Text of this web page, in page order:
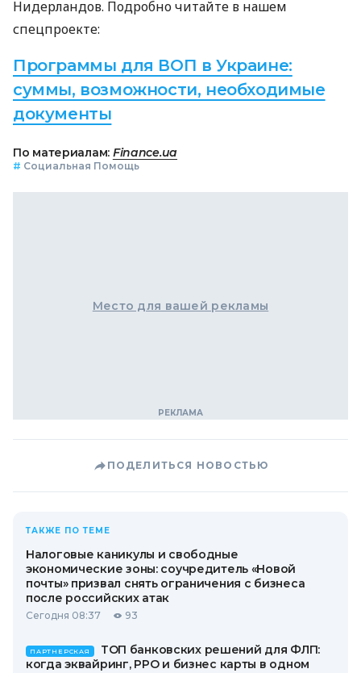
Нидерландов. Подробно читайте в нашем
спецпроекте:
Программы для ВОП в Украине:
суммы, возможности, необходимые
документы
По материалам: Finance.ua
# Социальная Помощь
Место для вашей рекламы
ПОДЕЛИТЬСЯ НОВОСТЬЮ
ТАКЖЕ ПО ТЕМЕ
Налоговые каникулы и свободные
экономические зоны: соучредитель «Новой
почты» призвал снять ограничения с бизнеса
после российских атак
Сегодня 08:37 93
ПАРТНЕРСКАЯ
ТОП банковских решений для ФЛП:
когда эквайринг, РРО и бизнес карты в одном